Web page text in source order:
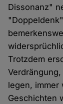
Dissonanz"
Trotzdem
legen, immer
Geschichten